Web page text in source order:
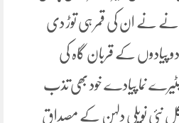
نے ان کی قمر ہی توڑ دی
کے قربان گاہ کی
نما پیادے خود بھی تذب
نئی نویلی دلہن کے مصداق